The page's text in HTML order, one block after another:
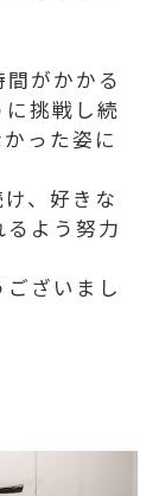
がかかる
挑戦し続
った姿に
、好きな
よう努力
ざいまし